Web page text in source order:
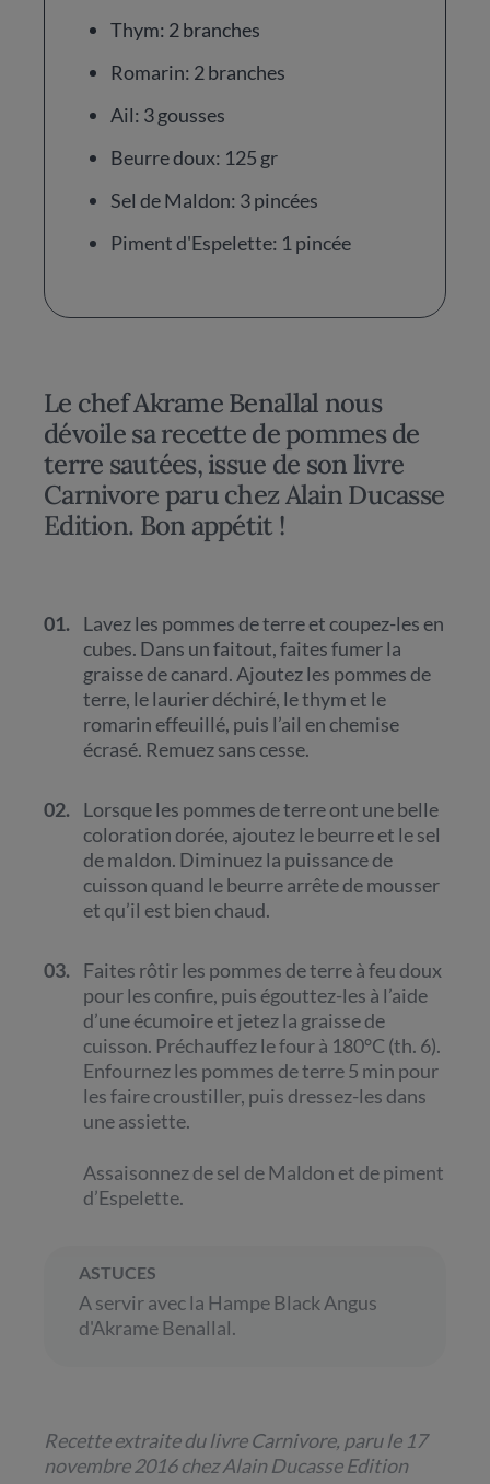
Thym: 2 branches
Romarin: 2 branches
Ail: 3 gousses
Beurre doux: 125 gr
Sel de Maldon: 3 pincées
Piment d'Espelette: 1 pincée
Le chef Akrame Benallal nous
dévoile sa recette de pommes de
terre sautées, issue de son livre
Carnivore paru chez Alain Ducasse
Edition. Bon appétit !
01. Lavez les pommes de terre et coupez-les en
cubes. Dans un faitout, faites fumer la
graisse de canard. Ajoutez les pommes de
terre, le laurier déchiré, le thym et le
romarin effeuillé, puis l’ail en chemise
écrasé. Remuez sans cesse.
02. Lorsque les pommes de terre ont une belle
coloration dorée, ajoutez le beurre et le sel
de maldon. Diminuez la puissance de
cuisson quand le beurre arrête de mousser
et qu’il est bien chaud.
03. Faites rôtir les pommes de terre à feu doux
pour les confire, puis égouttez-les à l’aide
d’une écumoire et jetez la graisse de
cuisson. Préchauffez le four à 180°C (th. 6).
Enfournez les pommes de terre 5 min pour
les faire croustiller, puis dressez-les dans
une assiette.
Assaisonnez de sel de Maldon et de piment
d’Espelette.
ASTUCES
A servir avec la Hampe Black Angus
d'Akrame Benallal.
Recette extraite du livre Carnivore, paru le 17
novembre 2016 chez Alain Ducasse Edition